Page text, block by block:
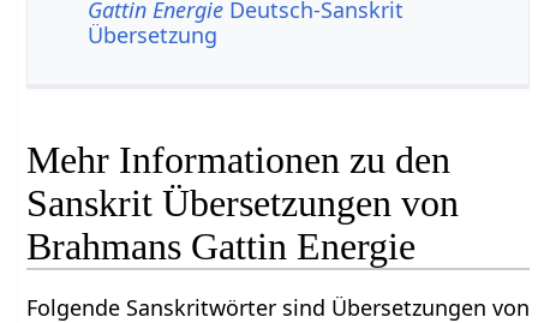
Gattin Energie Deutsch-Sanskrit
Übersetzung
Mehr Informationen zu den
Sanskrit Übersetzungen von
Brahmans Gattin Energie
Folgende Sanskritwörter sind Übersetzungen von